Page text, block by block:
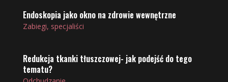
Endoskopia jako okno na zdrowie wewnętrzne
Zabiegi, specjaliści
Redukcja tkanki tłuszczowej- jak podejść do tego
tematu?